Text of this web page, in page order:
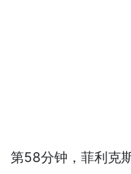
第58分钟，菲利克